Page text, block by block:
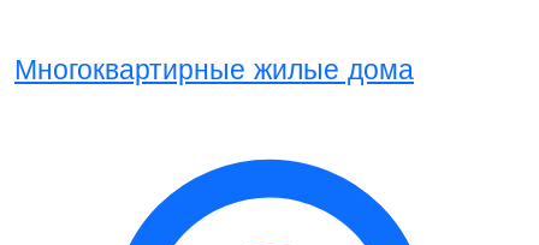
Многоквартирные жилые дома